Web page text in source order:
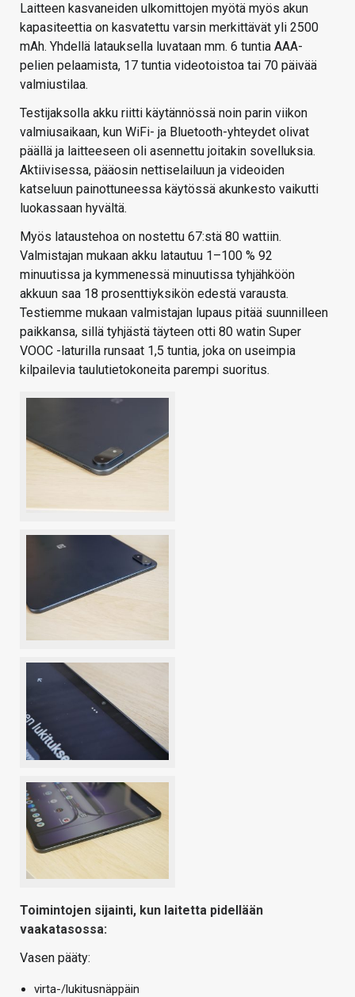
Laitteen kasvaneiden ulkomittojen myötä myös akun
kapasiteettia on kasvatettu varsin merkittävät yli 2500
mAh. Yhdellä latauksella luvataan mm. 6 tuntia AAA-
pelien pelaamista, 17 tuntia videotoistoa tai 70 päivää
valmiustilaa.
Testijaksolla akku riitti käytännössä noin parin viikon
valmiusaikaan, kun WiFi- ja Bluetooth-yhteydet olivat
päällä ja laitteeseen oli asennettu joitakin sovelluksia.
Aktiivisessa, pääosin nettiselailuun ja videoiden
katseluun painottuneessa käytössä akunkesto vaikutti
luokassaan hyvältä.
Myös lataustehoa on nostettu 67:stä 80 wattiin.
Valmistajan mukaan akku latautuu 1–100 % 92
minuutissa ja kymmenessä minuutissa tyhjähköön
akkuun saa 18 prosenttiyksikön edestä varausta.
Testiemme mukaan valmistajan lupaus pitää suunnilleen
paikkansa, sillä tyhjästä täyteen otti 80 watin Super
VOOC -laturilla runsaat 1,5 tuntia, joka on useimpia
kilpailevia taulutietokoneita parempi suoritus.
Toimintojen sijainti, kun laitetta pidellään
vaakatasossa:
Vasen pääty:
virta-/lukitusnäppäin